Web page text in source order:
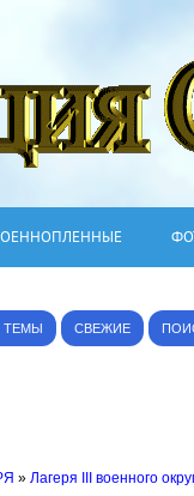
ТЕМЫ СВЕЖИЕ
» Лагеря III военного